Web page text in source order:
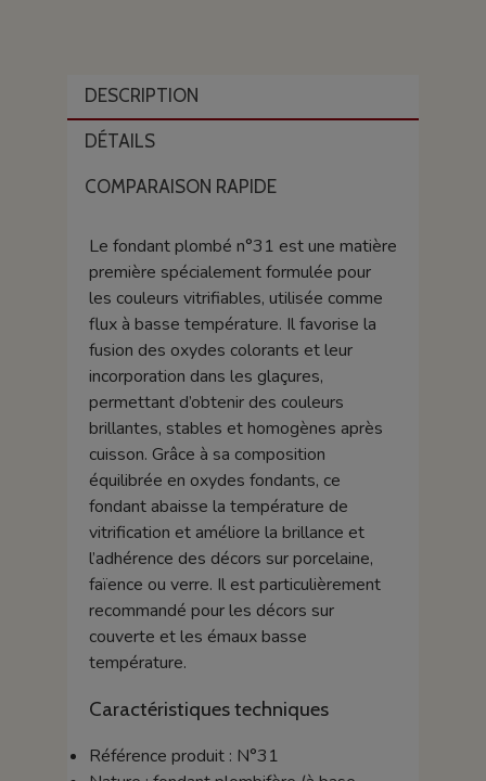
DESCRIPTION
DÉTAILS
COMPARAISON RAPIDE
Le fondant plombé n°31 est une matière
première spécialement formulée pour
les couleurs vitrifiables, utilisée comme
flux à basse température. Il favorise la
fusion des oxydes colorants et leur
incorporation dans les glaçures,
permettant d’obtenir des couleurs
brillantes, stables et homogènes après
cuisson. Grâce à sa composition
équilibrée en oxydes fondants, ce
fondant abaisse la température de
vitrification et améliore la brillance et
l’adhérence des décors sur porcelaine,
faïence ou verre. Il est particulièrement
recommandé pour les décors sur
couverte et les émaux basse
température.
Caractéristiques techniques
Référence produit : N°31